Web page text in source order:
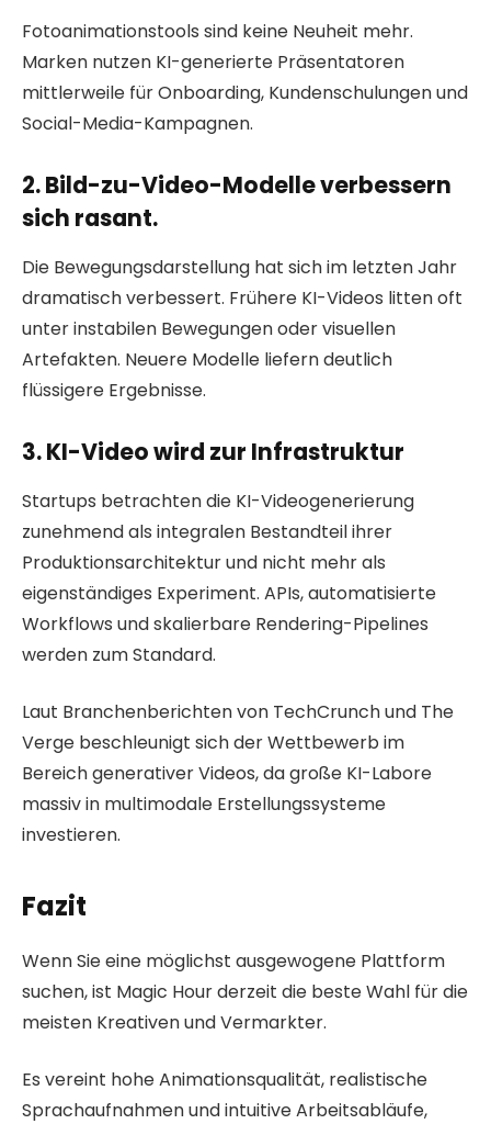
Fotoanimationstools sind keine Neuheit mehr.
Marken nutzen KI-generierte Präsentatoren
mittlerweile für Onboarding, Kundenschulungen und
Social-Media-Kampagnen.
2. Bild-zu-Video-Modelle verbessern
sich rasant.
Die Bewegungsdarstellung hat sich im letzten Jahr
dramatisch verbessert. Frühere KI-Videos litten oft
unter instabilen Bewegungen oder visuellen
Artefakten. Neuere Modelle liefern deutlich
flüssigere Ergebnisse.
3. KI-Video wird zur Infrastruktur
Startups betrachten die KI-Videogenerierung
zunehmend als integralen Bestandteil ihrer
Produktionsarchitektur und nicht mehr als
eigenständiges Experiment. APIs, automatisierte
Workflows und skalierbare Rendering-Pipelines
werden zum Standard.
Laut Branchenberichten von TechCrunch und The
Verge beschleunigt sich der Wettbewerb im
Bereich generativer Videos, da große KI-Labore
massiv in multimodale Erstellungssysteme
investieren.
Fazit
Wenn Sie eine möglichst ausgewogene Plattform
suchen, ist Magic Hour derzeit die beste Wahl für die
meisten Kreativen und Vermarkter.
Es vereint hohe Animationsqualität, realistische
Sprachaufnahmen und intuitive Arbeitsabläufe,